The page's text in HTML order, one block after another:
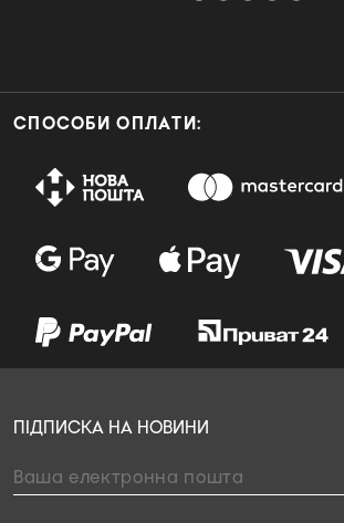
СПОСОБИ ОПЛАТИ:
ПІДПИСКА НА НОВИНИ